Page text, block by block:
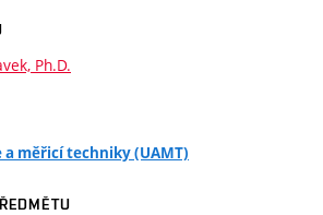
Ph.D.
měřicí techniky (UAMT)